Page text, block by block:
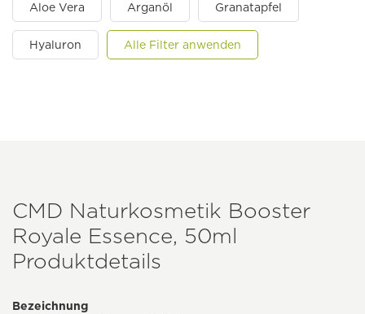
Aloe Vera Arganöl Granatapfel
Hyaluron Alle Filter anwenden
CMD Naturkosmetik Booster
Royale Essence, 50ml
Produktdetails
Bezeichnung